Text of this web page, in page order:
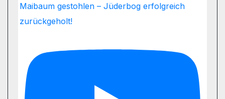
Maibaum gestohlen – Jüderbog erfolgreich
zurückgeholt!